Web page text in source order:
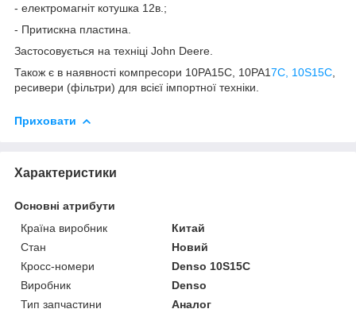
- електромагніт котушка 12в.;
- Притискна пластина.
Застосовується на техніці John Deere.
Також є в наявності компресори 10PA15C, 10PA17C, 10S15C
ресивери (фільтри) для всієї імпортної техніки.
Приховати
Характеристики
Основні атрибути
Країна виробник
Китай
Стан
Новий
Кросс-номери
Denso 10S15C
Виробник
Denso
Тип запчастини
Аналог